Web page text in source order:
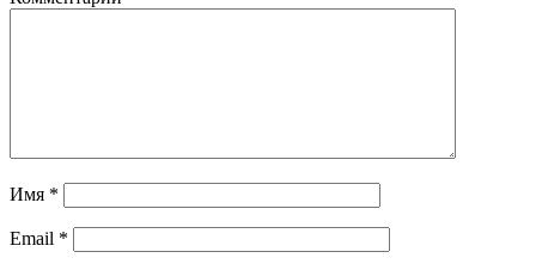
Имя *
Email *